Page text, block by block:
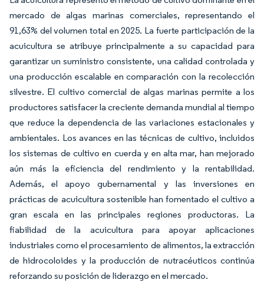
mercado de algas marinas comerciales, representando el
91,63% del volumen total en 2025. La fuerte participación de la
acuicultura se atribuye principalmente a su capacidad para
garantizar un suministro consistente, una calidad controlada y
una producción escalable en comparación con la recolección
silvestre. El cultivo comercial de algas marinas permite a los
productores satisfacer la creciente demanda mundial al tiempo
que reduce la dependencia de las variaciones estacionales y
ambientales. Los avances en las técnicas de cultivo, incluidos
los sistemas de cultivo en cuerda y en alta mar, han mejorado
aún más la eficiencia del rendimiento y la rentabilidad.
Además, el apoyo gubernamental y las inversiones en
prácticas de acuicultura sostenible han fomentado el cultivo a
gran escala en las principales regiones productoras. La
fiabilidad de la acuicultura para apoyar aplicaciones
industriales como el procesamiento de alimentos, la extracción
de hidrocoloides y la producción de nutracéuticos continúa
reforzando su posición de liderazgo en el mercado.